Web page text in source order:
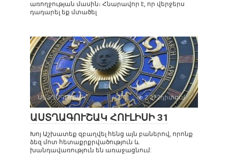
առողջության մասին։ Հնարավոր է, որ վերջերս
դադարել եք մտածել
ԱՍՏՂԱԳՈՒՇԱԿ 0 2 272դիտում
ԱՍՏՂԱԳՈՒՇԱԿ ՀՈՒԼԻՍԻ 31
Խոյ Աշխատեք զբաղվել հենց այն բաներով, որոնք
ձեզ մոտ հետաքրքրվածություն և
խանդավառություն են առաջացնում: